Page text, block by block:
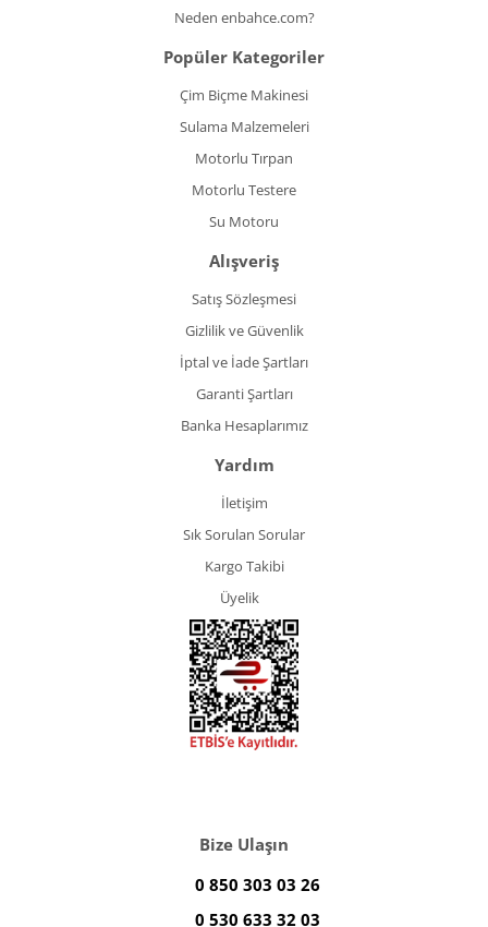
Neden enbahce.com?
Popüler Kategoriler
Çim Biçme Makinesi
Sulama Malzemeleri
Motorlu Tırpan
Motorlu Testere
Su Motoru
Alışveriş
Satış Sözleşmesi
Gizlilik ve Güvenlik
İptal ve İade Şartları
Garanti Şartları
Banka Hesaplarımız
Yardım
İletişim
Sık Sorulan Sorular
Kargo Takibi
Üyelik
Bize Ulaşın
0 850 303 03 26
0 530 633 32 03